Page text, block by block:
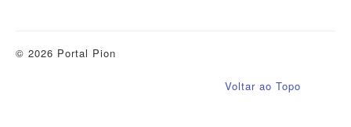
Voltar ao Topo
© 2026 Portal Pion